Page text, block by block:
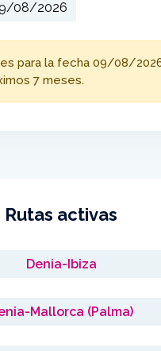
para la fecha 09/08/
7 meses.
Rutas activas
Denia-Ibiza
Mallorca (Palma)